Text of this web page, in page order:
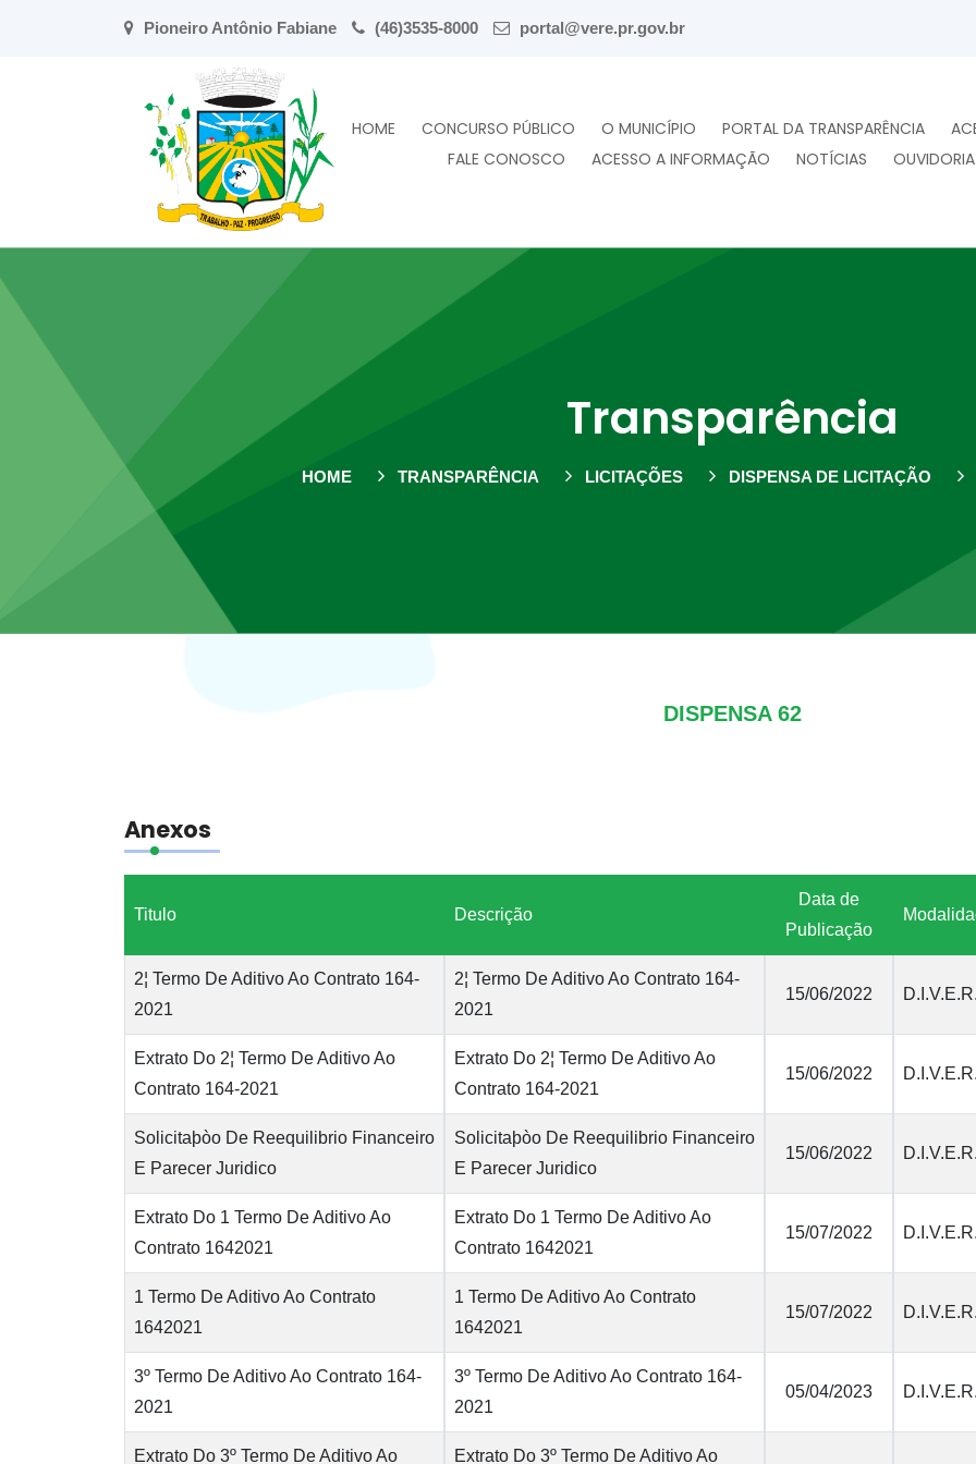
Pioneiro Antônio Fabiane (46)3535-8000 portal@vere.pr.gov.br
HOME CONCURSO PÚBLICO O MUNICÍPIO PORTAL DA TRANSPARÊNCIA
FALE CONOSCO
ACESSO A INFORMAÇÃO NOTÍCIAS OUVIDORIA
Transparência
HOME TRANSPARÊNCIA LICITAÇÕES DISPENSA DE LICITAÇÃO
DISPENSA 62
Anexos
Titulo Descrição
Data de
Publicação
2¦ Termo De Aditivo Ao Contrato 164-
2021
2¦ Termo De Aditivo Ao Contrato 164-
2021
15/06/2022
Extrato Do 2¦ Termo De Aditivo Ao
Contrato 164-2021
Extrato Do 2¦ Termo De Aditivo Ao
Contrato 164-2021
15/06/2022
Solicitaþòo De Reequilibrio Financeiro
E Parecer Juridico
Solicitaþòo De Reequilibrio Financeiro
E Parecer Juridico
15/06/2022
Extrato Do 1 Termo De Aditivo Ao
Contrato 1642021
Extrato Do 1 Termo De Aditivo Ao
Contrato 1642021
15/07/2022
1 Termo De Aditivo Ao Contrato
1642021
1 Termo De Aditivo Ao Contrato
1642021
15/07/2022
3º Termo De Aditivo Ao Contrato 164-
2021
3º Termo De Aditivo Ao Contrato 164-
2021
05/04/2023
Extrato Do 3º Termo De Aditivo Ao
Extrato Do 3º Termo De Aditivo Ao